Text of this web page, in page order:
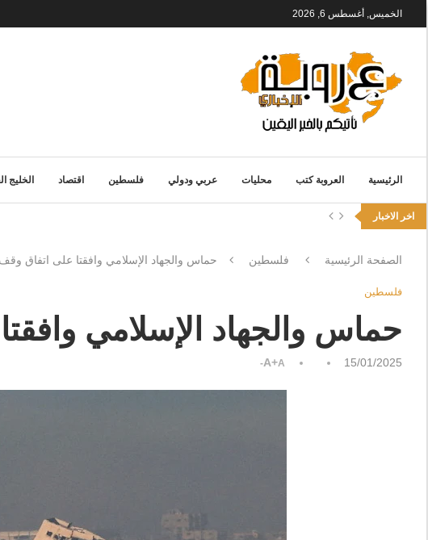
الخميس, أغسطس 6, 2026
الرئيسية العروبة كتب محليات عربي ودولي فلسطين اقتصاد الخليج
اخر الاخبار
الصفحة الرئيسية فلسطين حماس والجهاد الإسلامي وافقتا على اتفاق
فلسطين
حماس والجهاد الإسلامي
15/01/2025
A+A-